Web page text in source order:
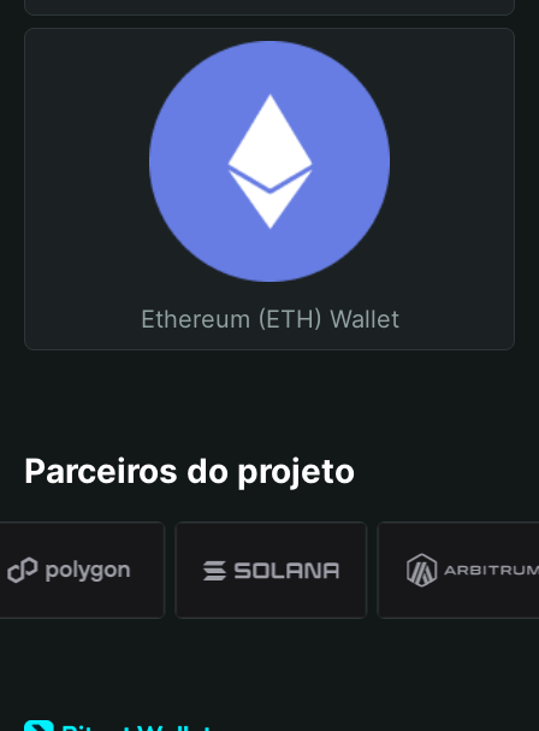
Ethereum (ETH) Wallet
Parceiros do projeto